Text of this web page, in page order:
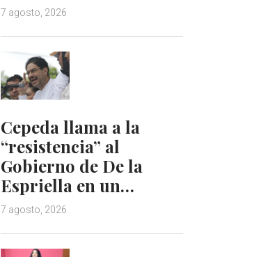
7 agosto, 2026
Cepeda llama a la
“resistencia” al
Gobierno de De la
Espriella en un…
7 agosto, 2026